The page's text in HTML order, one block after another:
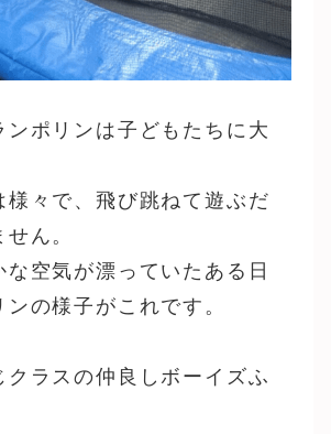
ンポリンは子どもたちに大
様々で、飛び跳ねて遊ぶだ
ん。
な空気が漂っていたある日
の様子がこれです。
クラスの仲良しボーイズふ